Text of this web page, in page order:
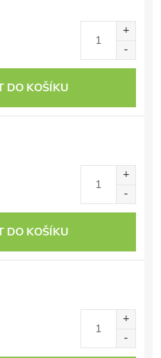
DO KOŠÍKU
DO KOŠÍKU